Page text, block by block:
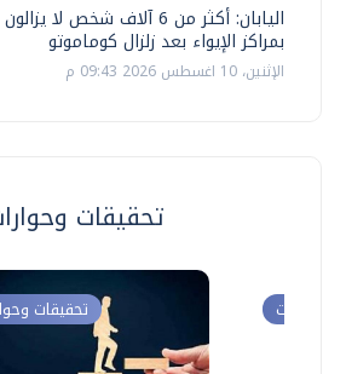
اليابان: أكثر من 6 آلاف شخص لا
بمراكز الإيواء بعد زلزال كوماموتو
الإثنين، 10 اغسطس 2026 09:43 م
تحقيقات
تحقيقات وحوارات